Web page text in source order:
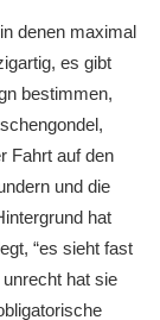
denen maximal
es gibt
bestimmen,
Fahrt auf den
und die
hat
“es sieht fast
hat sie